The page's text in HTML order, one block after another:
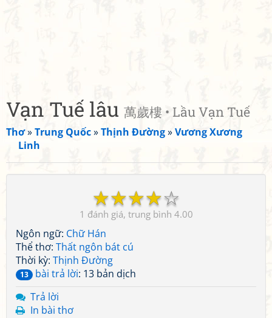
Vạn Tuế lâu 萬歲樓 • Lầu Vạn Tuế
Thơ»Trung Quốc»Thịnh Đường»Vương Xương
Linh
☆
☆
☆
☆
☆
1 4.00
Ngôn ngữ: Chữ Hán
Thể thơ: Thất ngôn bát cú
Thời kỳ: Thịnh Đường
13 bài trả lời: 13 bản dịch
Trả lời
In bài thơ